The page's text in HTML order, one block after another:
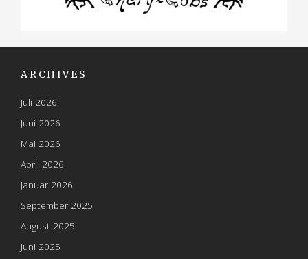
ARCHIVES
Juli 2026
Juni 2026
Mai 2026
April 2026
Januar 2026
September 2025
August 2025
Juni 2025